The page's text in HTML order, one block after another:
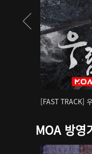
[FAST TRACK]
MOA 방영